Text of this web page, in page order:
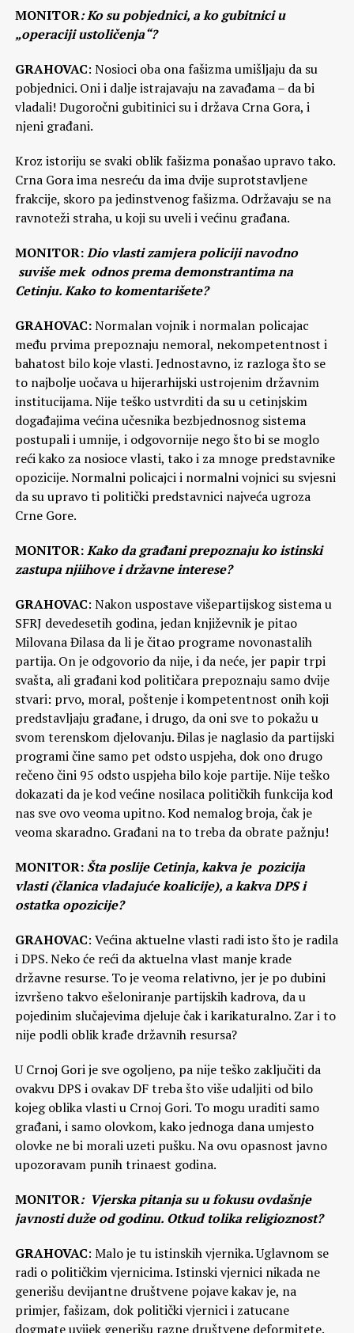
MONITOR: Ko su pobjednici, a ko gubitnici u
„operaciji ustoličenja“?
GRAHOVAC: Nosioci oba ona fašizma umišljaju da su
pobjednici. Oni i dalje istrajavaju na zavađama – da bi
vladali! Dugoročni gubitinici su i država Crna Gora, i
njeni građani.
Kroz istoriju se svaki oblik fašizma ponašao upravo tako.
Crna Gora ima nesreću da ima dvije suprotstavljene
frakcije, skoro pa jedinstvenog fašizma. Održavaju se na
ravnoteži straha, u koji su uveli i većinu građana.
MONITOR:Dio vlasti zamjera policiji navodno
suviše mek odnos prema demonstrantima na
Cetinju. Kako to komentarišete?
GRAHOVAC:Normalan vojnik i normalan policajac
među prvima prepoznaju nemoral, nekompetentnost i
bahatost bilo koje vlasti. Jednostavno, iz razloga što se
to najbolje uočava u hijerarhijski ustrojenim državnim
institucijama. Nije teško ustvrditi da su u cetinjskim
događajima većina učesnika bezbjednosnog sistema
postupali i umnije, i odgovornije nego što bi se moglo
reći kako za nosioce vlasti, tako i za mnoge predstavnike
opozicije. Normalni policajci i normalni vojnici su svjesni
da su upravo ti politički predstavnici najveća ugroza
Crne Gore.
MONITOR:Kako da građani prepoznaju ko istinski
zastupa njiihove i državne interese?
GRAHOVAC: Nakon uspostave višepartijskog sistema u
SFRJ devedesetih godina, jedan književnik je pitao
Milovana Đilasa da li je čitao programe novonastalih
partija. On je odgovorio da nije, i da neće, jer papir trpi
svašta, ali građani kod političara prepoznaju samo dvije
stvari: prvo, moral, poštenje i kompetentnost onih koji
predstavljaju građane, i drugo, da oni sve to pokažu u
svom terenskom djelovanju. Đilas je naglasio da partijski
programi čine samo pet odsto uspjeha, dok ono drugo
rečeno čini 95 odsto uspjeha bilo koje partije. Nije teško
dokazati da je kod većine nosilaca političkih funkcija kod
nas sve ovo veoma upitno. Kod nemalog broja, čak je
veoma skaradno. Građani na to treba da obrate pažnju!
MONITOR: Šta poslije Cetinja, kakva je pozicija
vlasti (članica vladajuće koalicije), a kakva DPS i
ostatka opozicije?
GRAHOVAC: Većina aktuelne vlasti radi isto što je radila
i DPS. Neko će reći da aktuelna vlast manje krade
državne resurse. To je veoma relativno, jer je po dubini
izvršeno takvo ešeloniranje partijskih kadrova, da u
pojedinim slučajevima djeluje čak i karikaturalno. Zar i to
nije podli oblik krađe državnih resursa?
U Crnoj Gori je sve ogoljeno, pa nije teško zaključiti da
ovakvu DPS i ovakav DF treba što više udaljiti od bilo
kojeg oblika vlasti u Crnoj Gori. To mogu uraditi samo
građani, i samo olovkom, kako jednoga dana umjesto
olovke ne bi morali uzeti pušku. Na ovu opasnost javno
upozoravam punih trinaest godina.
MONITOR: Vjerska pitanja su u fokusu ovdašnje
javnosti duže od godinu. Otkud tolika religioznost?
GRAHOVAC: Malo je tu istinskih vjernika. Uglavnom se
radi o političkim vjernicima. Istinski vjernici nikada ne
generišu devijantne društvene pojave kakav je, na
primjer, fašizam, dok politički vjernici i zatucane
dogmate uvijek generišu razne društvene deformitete.